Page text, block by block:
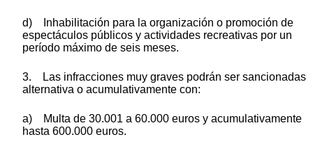
d) Inhabilitación para la organización o promoción de
espectáculos públicos y actividades recreativas por un
período máximo de seis meses.
3. Las infracciones muy graves podrán ser sancionadas
alternativa o acumulativamente con:
a) Multa de 30.001 a 60.000 euros y acumulativamente
hasta 600.000 euros.